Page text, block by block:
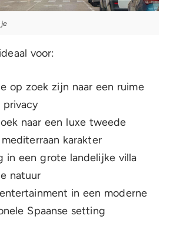
voor:
op zoek zijn naar een ruime
naar een luxe tweede
karakter
in een grote landelijke villa
natuur
in een moderne
Spaanse setting